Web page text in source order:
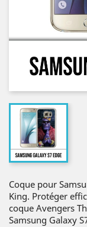
Coque pour
King. Protéger
coque Avengers
Samsung Galaxy